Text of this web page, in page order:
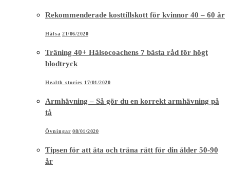
Rekommenderade kosttillskott för kvinnor 40 – 60 år
Hälsa 21/06/2020
Träning 40+ Hälsocoachens 7 bästa råd för högt
blodtryck
Health stories 17/01/2020
Armhävning – Så gör du en korrekt armhävning på
tå
Övningar 08/01/2020
Tipsen för att äta och träna rätt för din ålder 50-90
år